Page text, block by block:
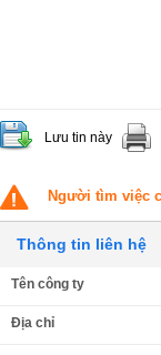
Lưu tin này
Người tìm việc
Thông tin liên hệ
Tên công ty
Địa chỉ